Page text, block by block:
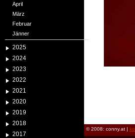
April
März
Februar
Jänner
2025
2024
2023
2022
2021
2020
2019
2018
2017
© 2008: conny.at |